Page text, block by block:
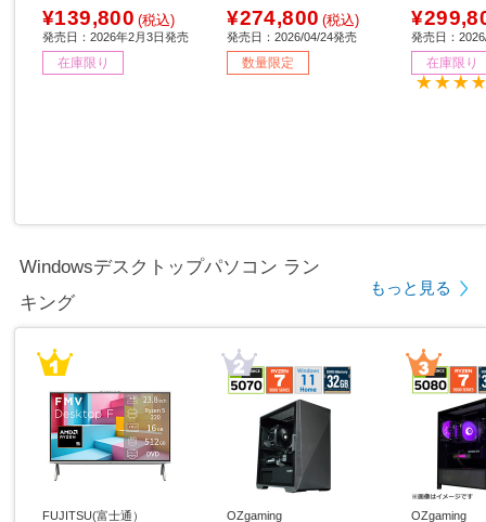
ルトン ［15.6型 /Window
s11 Home /intel Core i5 /
メモリ：16GB /SSD：51
2GB /日本語版キーボー
¥139,800 (税込)
発売日：2026年2月3日発売
在庫限り
セイグレイ & スケルトン
［15.6型 /Windows11 Ho
me /intel Core i7 /メモ
リ：32GB /SSD：1TB /
¥274,800 (税込)
発売日：2026/04/24発売
数量限定
レイ & ス
6型 /
ntel Core
GB /SSD
発売日：
在庫限り
Windowsデスクトップパソコン ラン
キング
もっと見る
FUJITSU(富士通） OZgaming OZgaming